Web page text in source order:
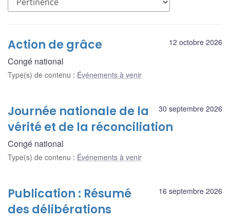
12 octobre 2026
Action de grâce
Congé national
Type(s) de contenu : Événements à venir
30 septembre 2026
Journée nationale de la
vérité et de la réconciliation
Congé national
Type(s) de contenu : Événements à venir
16 septembre 2026
Publication : Résumé
des délibérations